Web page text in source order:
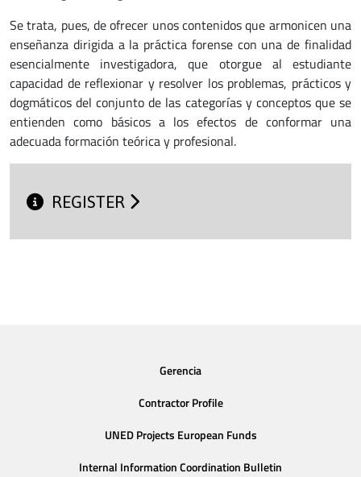
Se trata, pues, de ofrecer unos contenidos que armonicen una
enseñanza dirigida a la práctica forense con una de finalidad
esencialmente investigadora, que otorgue al estudiante
capacidad de reflexionar y resolver los problemas, prácticos y
dogmáticos del conjunto de las categorías y conceptos que se
entienden como básicos a los efectos de conformar una
adecuada formación teórica y profesional.
REGISTER
Gerencia
Contractor Profile
UNED Projects European Funds
Internal Information Coordination Bulletin